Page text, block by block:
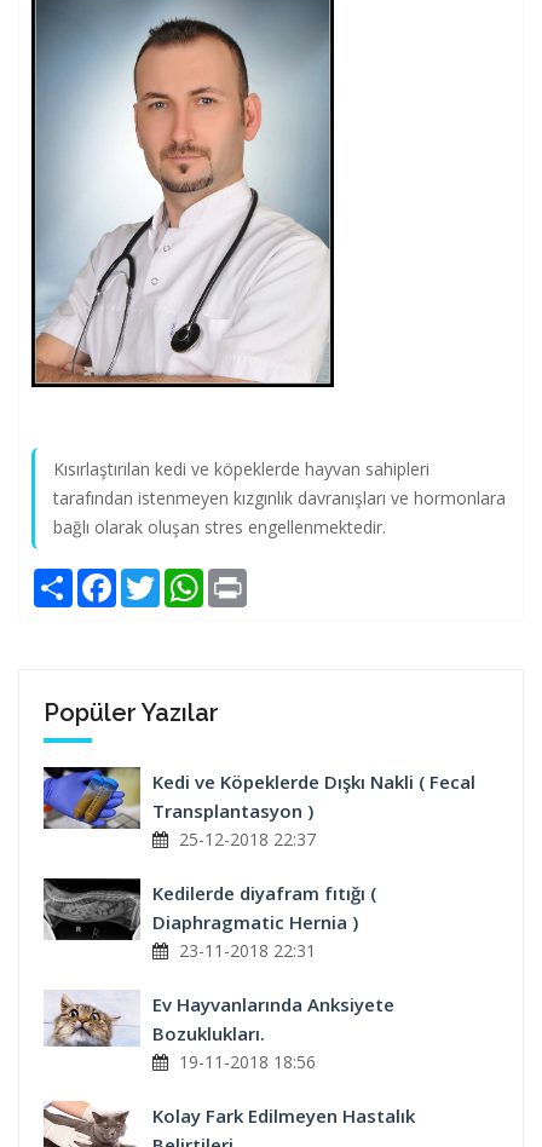
Kısırlaştırılan kedi ve köpeklerde hayvan sahipleri
tarafından istenmeyen kızgınlık davranışları ve hormonlara
bağlı olarak oluşan stres engellenmektedir.
Share Facebook
TwitterWhatsApp
Popüler Yazılar
Kedi ve Köpeklerde Dışkı Nakli ( Fecal
Transplantasyon )
25-12-2018 22:37
Kedilerde diyafram fıtığı (
Diaphragmatic Hernia )
23-11-2018 22:31
Ev Hayvanlarında Anksiyete
Bozuklukları.
19-11-2018 18:56
Kolay Fark Edilmeyen Hastalık